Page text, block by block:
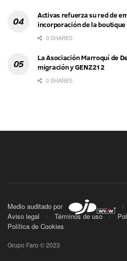
Activas refuerza su red de
incorporación de la
0 SHARES
La Asociación Marroquí de
migración y GENZ212
0 SHARES
Medio auditado por
Aviso legal
Términos de uso
Política de Cookies
Grupo Faro © 2023